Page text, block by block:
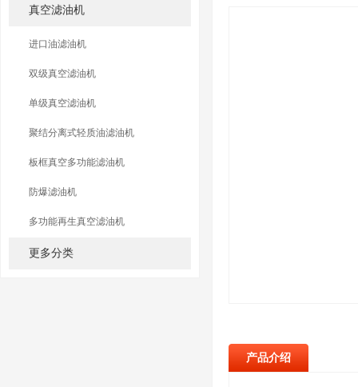
真空滤油机
进口油滤油机
双级真空滤油机
单级真空滤油机
聚结分离式轻质油滤油机
板框真空多功能滤油机
防爆滤油机
多功能再生真空滤油机
更多分类
产品介绍